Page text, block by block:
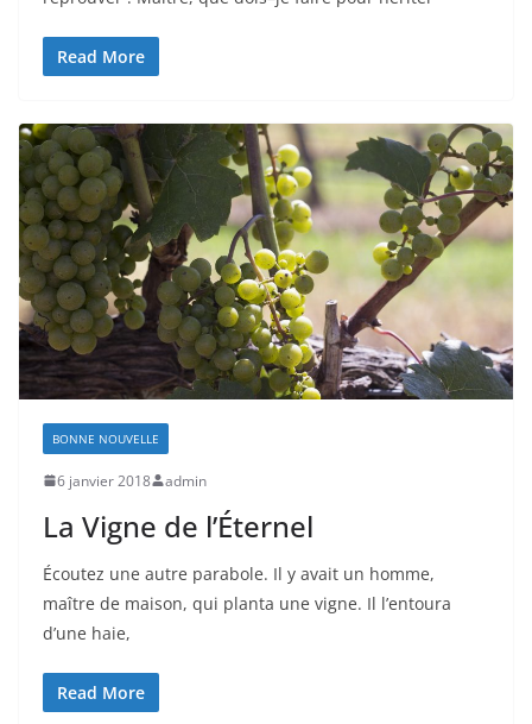
Read More
BONNE NOUVELLE
6 janvier 2018 admin
La Vigne de l’Éternel
Écoutez une autre parabole. Il y avait un homme,
maître de maison, qui planta une vigne. Il l’entoura
d’une haie,
Read More